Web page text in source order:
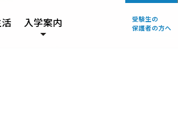
入学案内
受験生の
保護者の方へ